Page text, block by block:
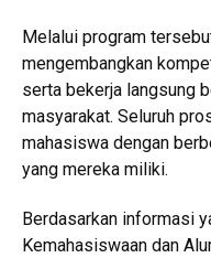
Melalui program
mengembangkan
serta bekerja langsung
masyarakat. Seluruh
mahasiswa dengan
yang mereka miliki.
Berdasarkan informasi
Kemahasiswaan dan